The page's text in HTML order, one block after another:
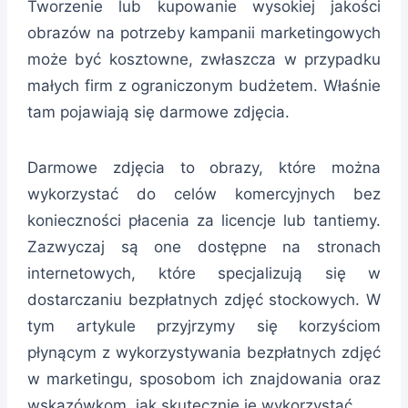
Tworzenie lub kupowanie wysokiej jakości
obrazów na potrzeby kampanii marketingowych
może być kosztowne, zwłaszcza w przypadku
małych firm z ograniczonym budżetem. Właśnie
tam pojawiają się darmowe zdjęcia.
Darmowe zdjęcia to obrazy, które można
wykorzystać do celów komercyjnych bez
konieczności płacenia za licencje lub tantiemy.
Zazwyczaj są one dostępne na stronach
internetowych, które specjalizują się w
dostarczaniu bezpłatnych zdjęć stockowych. W
tym artykule przyjrzymy się korzyściom
płynącym z wykorzystywania bezpłatnych zdjęć
w marketingu, sposobom ich znajdowania oraz